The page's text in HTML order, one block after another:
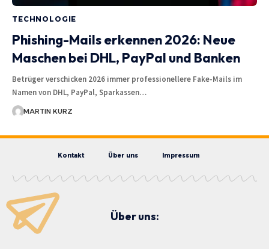
TECHNOLOGIE
Phishing-Mails erkennen 2026: Neue
Maschen bei DHL, PayPal und Banken
Betrüger verschicken 2026 immer professionellere Fake-Mails im
Namen von DHL, PayPal, Sparkassen…
MARTIN KURZ
Kontakt Über uns Impressum
Über uns: